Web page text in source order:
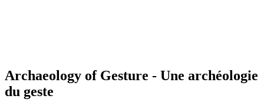
Archaeology of Gesture - Une archéologie
du geste